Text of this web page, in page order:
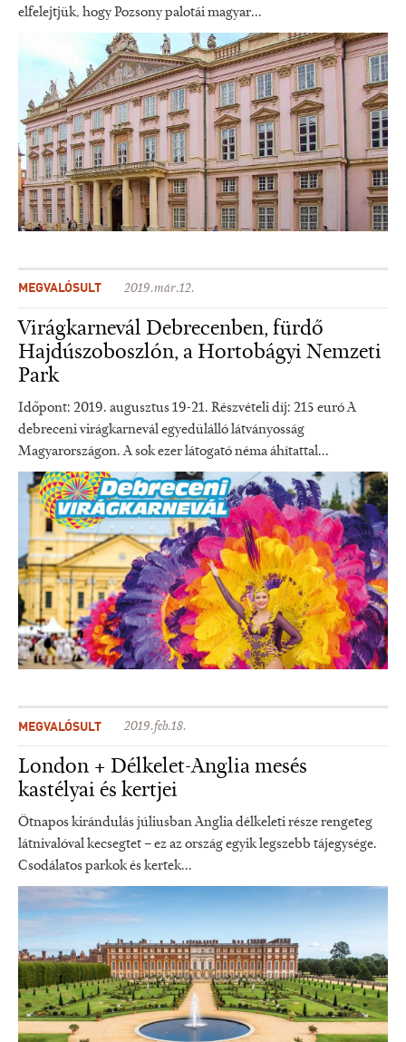
elfelejtjük, hogy Pozsony palotái magyar...
MEGVALÓSULT 2019.már.12.
Virágkarnevál Debrecenben, fürdő
Hajdúszoboszlón, a Hortobágyi Nemzeti
Park
Időpont: 2019. augusztus 19-21. Részvételi díj: 215 euró A
debreceni virágkarnevál egyedülálló látványosság
Magyarországon. A sok ezer látogató néma áhítattal...
MEGVALÓSULT 2019.feb.18.
London + Délkelet-Anglia mesés
kastélyai és kertjei
Ötnapos kirándulás júliusban Anglia délkeleti része rengeteg
látnivalóval kecsegtet – ez az ország egyik legszebb tájegysége.
Csodálatos parkok és kertek...